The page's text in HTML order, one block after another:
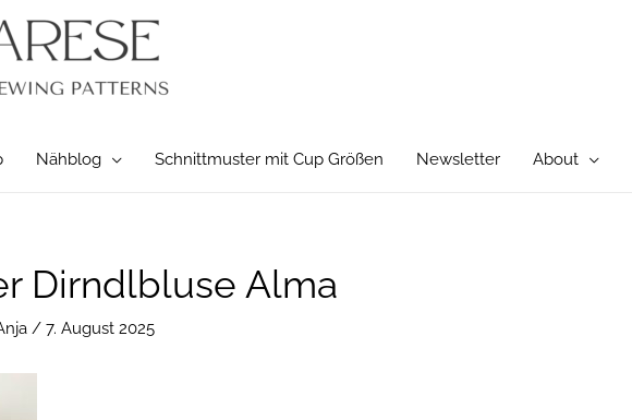
Nähblog Schnittmuster mit Cup Größen Newsletter About
Dirndlbluse Alma
/ 7. August 2025